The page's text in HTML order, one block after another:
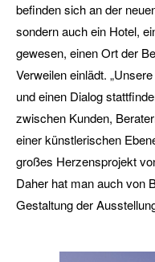
befinden sich an der
sondern auch ein Hotel,
gewesen, einen Ort der
Verweilen einlädt.
und einen Dialog
zwischen Kunden,
einer künstlerischen
großes Herzensprojekt
Daher hat man auch von
Gestaltung der